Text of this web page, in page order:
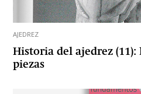
AJEDREZ
Historia del ajedrez
piezas